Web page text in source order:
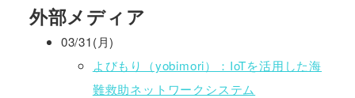
外部メディア
03/31(月)
よびもり（yobimori）：IoTを活用した海
難救助ネットワークシステム